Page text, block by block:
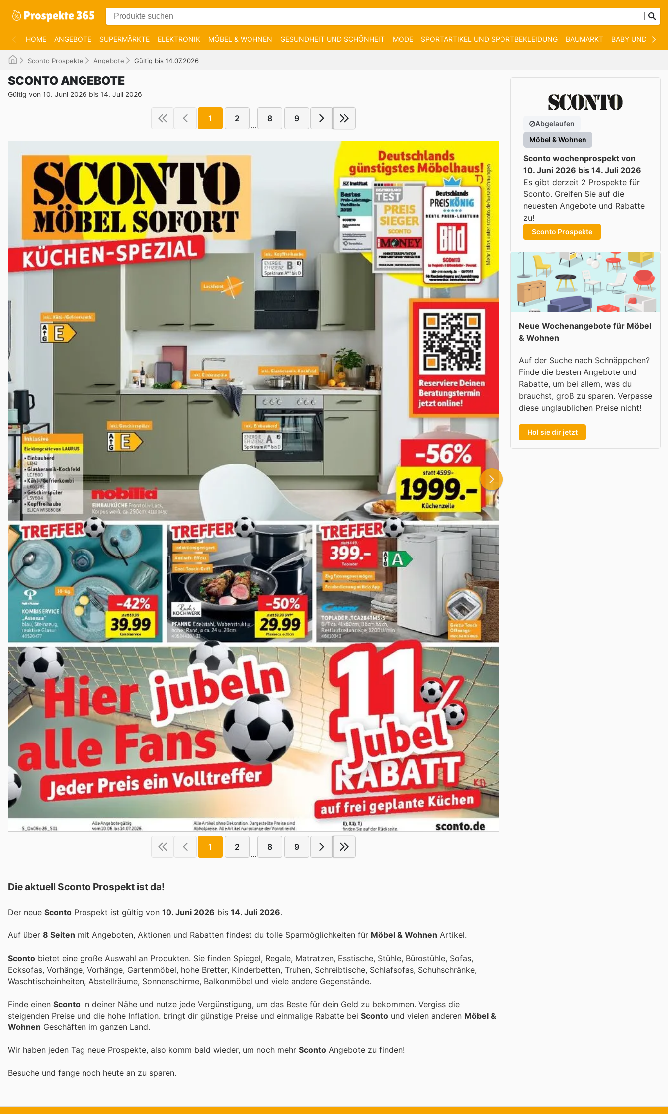
HOME ANGEBOTE SUPERMÄRKTE ELEKTRONIK MÖBEL & WOHNEN GESUNDHEIT UND SCHÖNHEIT MODE SPORTARTIKEL UND SPORTBEKLEIDUNG BAUMARKT BABY UND KIND
Sconto Prospekte Angebote Gültig bis 14.07.2026
SCONTO ANGEBOTE
Gültig von 10. Juni 2026 bis 14. Juli 2026
1 2
...
8 9
1 2
...
8 9
Die aktuell Sconto Prospekt ist da!
Der neue Sconto Prospekt ist gültig von 10. Juni 2026 bis 14. Juli 2026.
Auf über 8 Seiten mit Angeboten, Aktionen und Rabatten findest du tolle Sparmöglichkeiten für Möbel & Wohnen Artikel.
Sconto bietet eine große Auswahl an Produkten. Sie finden Spiegel, Regale, Matratzen, Esstische, Stühle, Bürostühle, Sofas,
Ecksofas, Vorhänge, Vorhänge, Gartenmöbel, hohe Bretter, Kinderbetten, Truhen, Schreibtische, Schlafsofas, Schuhschränke,
Waschtischeinheiten, Abstellräume, Sonnenschirme, Balkonmöbel und viele andere Gegenstände.
Finde einen Sconto in deiner Nähe und nutze jede Vergünstigung, um das Beste für dein Geld zu bekommen. Vergiss die
steigenden Preise und die hohe Inflation. bringt dir günstige Preise und einmalige Rabatte bei Sconto und vielen anderen Möbel &
Wohnen Geschäften im ganzen Land.
Wir haben jeden Tag neue Prospekte, also komm bald wieder, um noch mehr Sconto Angebote zu finden!
Besuche und fange noch heute an zu sparen.
Abgelaufen
Möbel & Wohnen
Sconto wochenprospekt von
10. Juni 2026 bis 14. Juli 2026
Es gibt derzeit 2 Prospekte für
Sconto. Greifen Sie auf die
neuesten Angebote und Rabatte
zu!
Sconto Prospekte
Neue Wochenangebote für Möbel
& Wohnen
Auf der Suche nach Schnäppchen?
Finde die besten Angebote und
Rabatte, um bei allem, was du
brauchst, groß zu sparen. Verpasse
diese unglaublichen Preise nicht!
Hol sie dir jetzt